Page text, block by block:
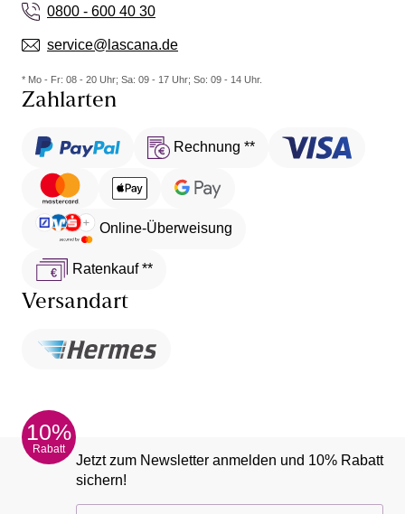
0800 - 600 40 30
service@lascana.de
* Mo - Fr: 08 - 20 Uhr; Sa: 09 - 17 Uhr; So: 09 - 14 Uhr.
Zahlarten
Rechnung **
Online-Überweisung
Ratenkauf **
Versandart
10%
Rabatt
Jetzt zum Newsletter anmelden und 10% Rabatt
sichern!